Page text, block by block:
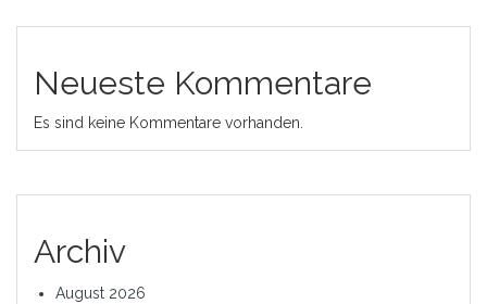
Neueste Kommentare
Es sind keine Kommentare vorhanden.
Archiv
August 2026